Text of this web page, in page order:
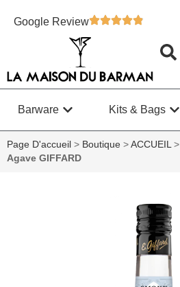
Google Review
Barware Kits & Bags
Page D'accueil > Boutique > ACCUEIL>
Agave GIFFARD